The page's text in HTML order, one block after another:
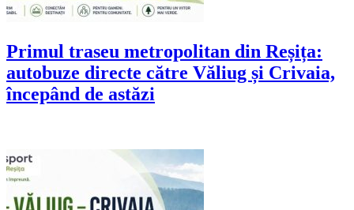
Primul traseu metropolitan din Reșița:
autobuze directe către Văliug și Crivaia,
începând de astăzi